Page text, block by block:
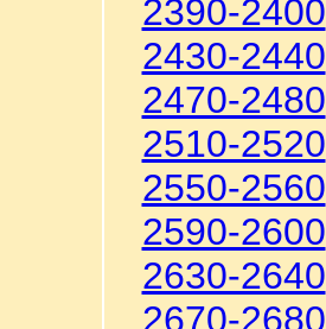
2390-2400
2430-2440
2470-2480
2510-2520
2550-2560
2590-2600
2630-2640
2670-2680